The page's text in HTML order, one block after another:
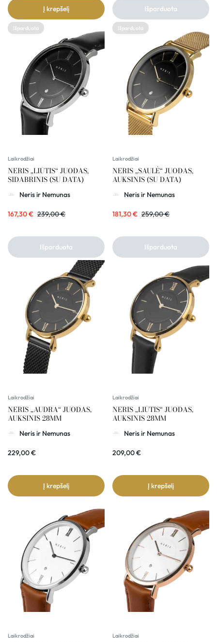
Į krepšelį Išparduota
Išparduota
Laikrodžiai
NERIS „LIŪTIS“ JUODAS,
SIDABRINIS (SU DATA)
Neris ir Nemunas
167,30€ 239,00€
Išparduota
Išparduota
Laikrodžiai
NERIS „SAULĖ“ JUODAS,
AUKSINIS (SU DATA)
Neris ir Nemunas
181,30€ 259,00€
Išparduota
Laikrodžiai
NERIS „AUDRA“ JUODAS,
AUKSINIS 28MM
Neris ir Nemunas
229,00€
Į krepšelį
Laikrodžiai
NERIS „LIŪTIS“ JUODAS,
AUKSINIS 28MM
Neris ir Nemunas
209,00€
Į krepšelį
Laikrodžiai Laikrodžiai